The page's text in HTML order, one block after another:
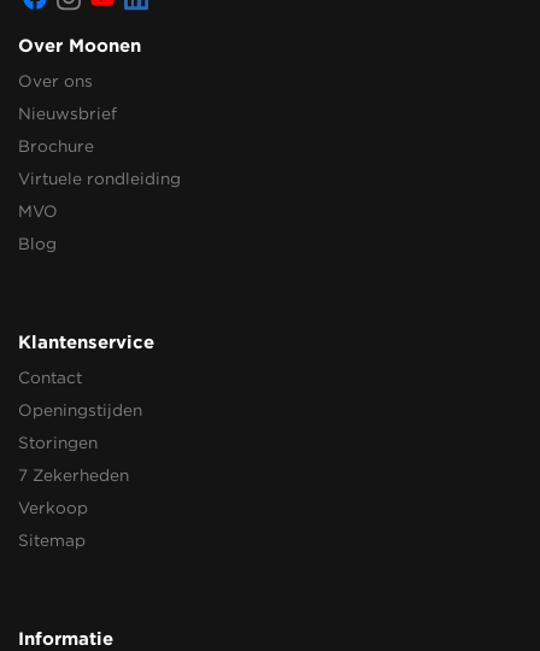
Over Moonen
Over ons
Nieuwsbrief
Brochure
Virtuele rondleiding
MVO
Blog
Klantenservice
Contact
Openingstijden
Storingen
7 Zekerheden
Verkoop
Sitemap
Informatie